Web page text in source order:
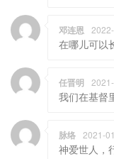
邓连恩
在哪儿可以
任晋明
我们在基督
脉络 2021-
神爱世人，